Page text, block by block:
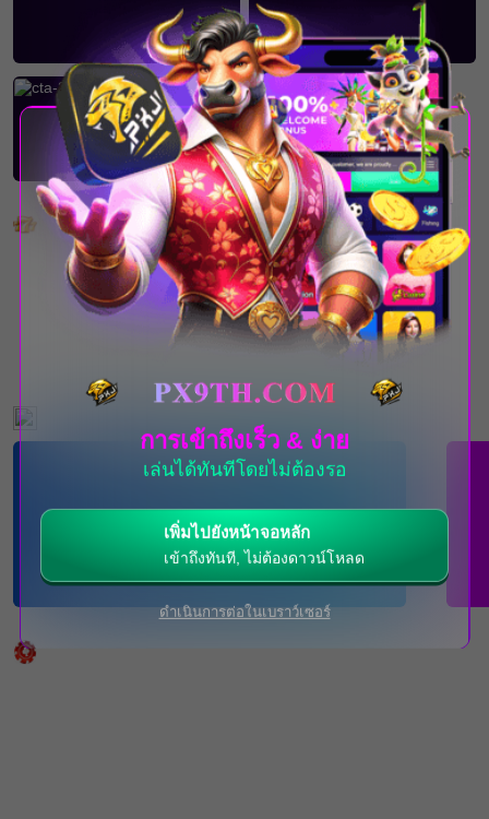
เกมยอดนิยม
ไม่มีคู่การแข่งขัน ณ ขณะนี้
คลิกที่นี่เพื่อดูคู่ การแข่งขันที่กำลังจะมาถึง
การเข้าถึงเร็ว & ง่าย
เล่นได้ทันทีโดยไม่ต้องรอ
เพิ่มไปยังหน้าจอหลัก
เข้าถึงทันที, ไม่ต้องดาวน์โหลด
ดำเนินการต่อในเบราว์เซอร์